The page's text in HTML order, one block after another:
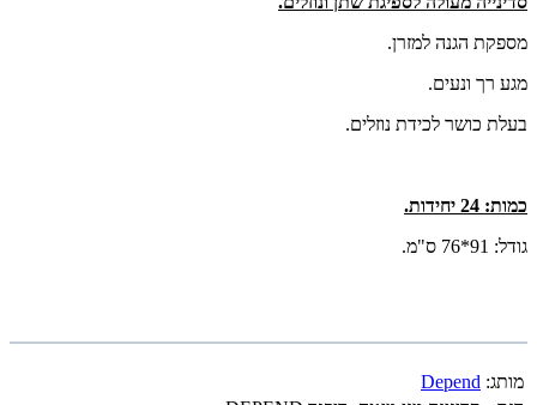
מספקת הגנה למזרן.
מגע רך ונעים.
בעלת כושר לכידת נוזלים.
כמות: 24 יחידות.
גודל: 91*76 ס"מ.
מותג: Depend